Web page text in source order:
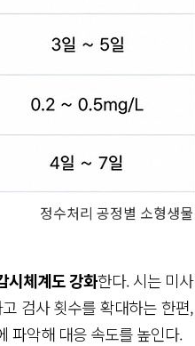
정수처리 공정별 소형생
시체계도 강화한다. 시는 미
검사 횟수를 확대하는 한
파악해 대응 속도를 높인다.